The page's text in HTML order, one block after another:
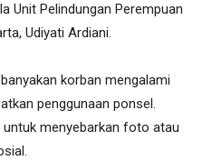
Unit Pelindungan Perempuan
Udiyati Ardiani.
korban mengalami
penggunaan ponsel.
menyebarkan foto atau